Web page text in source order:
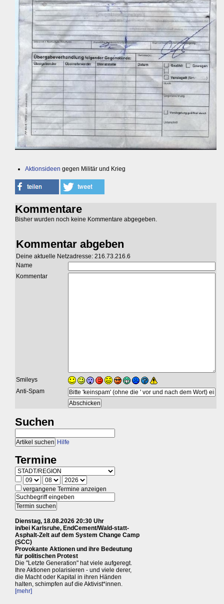
Aktionsideen gegen Militär und Krieg
Kommentare
Bisher wurden noch keine Kommentare abgegeben.
Kommentar abgeben
Deine aktuelle Netzadresse: 216.73.216.6
Name
Kommentar
Smileys
Anti-Spam
Suchen
Hilfe
Termine
vergangene Termine anzeigen
Dienstag, 18.08.2026 20:30 Uhr
in/bei Karlsruhe, EndCement/Wald-statt-
Asphalt-Zelt auf dem System Change Camp
(SCC)
Provokante Aktionen und ihre Bedeutung
für politischen Protest
Die "Letzte Generation" hat viele aufgeregt.
Ihre Aktionen polarisieren - und viele derer,
die Macht oder Kapital in ihren Händen
halten, schimpfen auf die Aktivist*innen.
[mehr]